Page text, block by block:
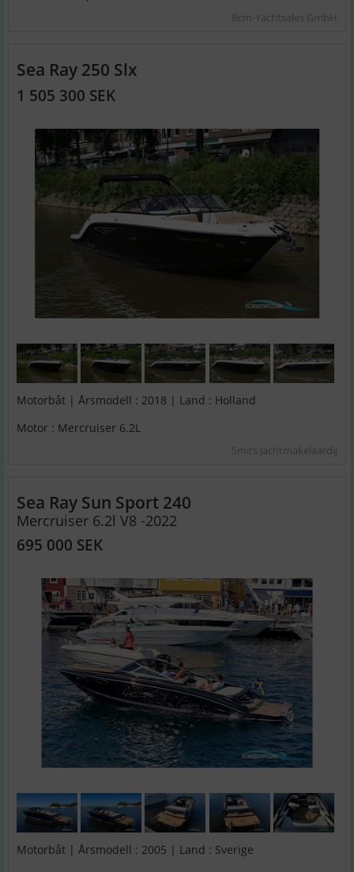
Bcm-Yachtsales GmbH
Sea Ray 250 Slx
1 505 300 SEK
Motorbåt | Årsmodell : 2018 | Land : Holland
Motor : Mercruiser 6.2L
Smits Jachtmakelaardij
Sea Ray Sun Sport 240
Mercruiser 6.2l V8 -2022
695 000 SEK
Motorbåt | Årsmodell : 2005 | Land : Sverige